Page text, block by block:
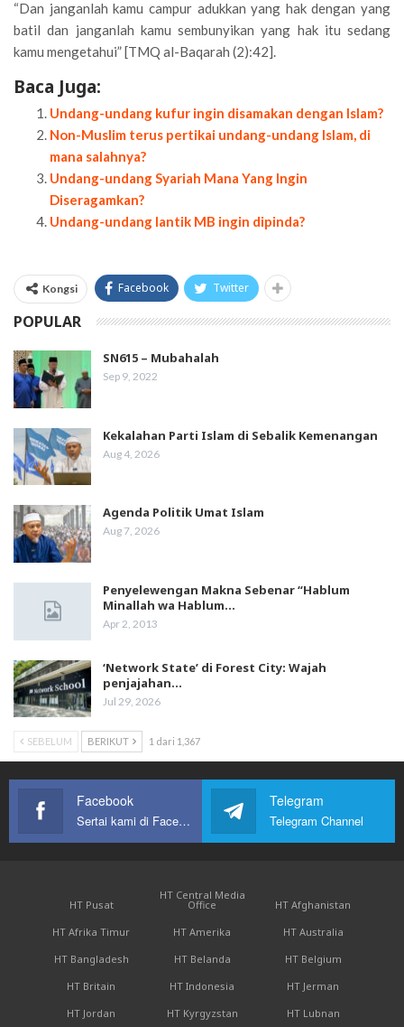
“Dan janganlah kamu campur adukkan yang hak dengan yang
batil dan janganlah kamu sembunyikan yang hak itu sedang
kamu mengetahui” [TMQ al-Baqarah (2):42].
Baca Juga:
Undang-undang kufur ingin disamakan dengan Islam?
Non-Muslim terus pertikai undang-undang Islam, di
mana salahnya?
Undang-undang Syariah Mana Yang Ingin
Diseragamkan?
Undang-undang lantik MB ingin dipinda?
Kongsi Facebook Twitter
POPULAR
SN615 – Mubahalah
Sep 9, 2022
Kekalahan Parti Islam di Sebalik Kemenangan
Aug 4, 2026
Agenda Politik Umat Islam
Aug 7, 2026
Penyelewengan Makna Sebenar “Hablum
Minallah wa Hablum…
Apr 2, 2013
‘Network State’ di Forest City: Wajah
penjajahan…
Jul 29, 2026
SEBELUM BERIKUT 1 dari 1,367
Facebook
Sertai kami di Facebook
Telegram
Telegram Channel
HT Pusat
HT Central Media
Office
HT Afghanistan
HT Afrika Timur
HT Amerika
HT Australia
HT Bangladesh
HT Belanda
HT Belgium
HT Britain
HT Indonesia
HT Jerman
HT Jordan
HT Kyrgyzstan HT Lubnan